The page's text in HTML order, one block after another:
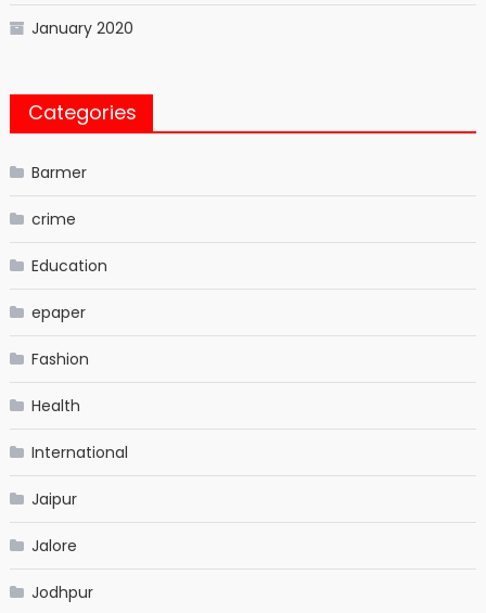
January 2020
Categories
Barmer
crime
Education
epaper
Fashion
Health
International
Jaipur
Jalore
Jodhpur